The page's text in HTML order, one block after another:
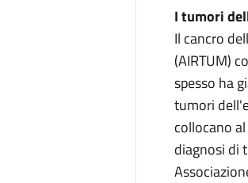
I tumori
Il cancro
(AIRTUM)
spesso ha
tumori
collocano
diagnosi di